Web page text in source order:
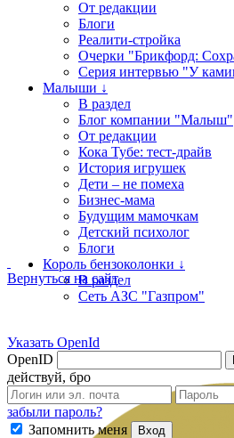
Вернуться на сайт
Указать OpenId
OpenID
действуй, бро
забыли пароль?
Запомнить меня
Вход
От редакции
Блоги
Реалити-стройка
Очерки "Брикфорд:
Серия интервью "У
Малыши ↓
В раздел
Блог компании "Малыш"
От редакции
Кока Тубе: тест-драйв
История игрушек
Дети – не помеха
Бизнес-мама
Будущим мамочкам
Детский психолог
Блоги
Король бензоколонки ↓
В раздел
Сеть АЗС "Газпром"